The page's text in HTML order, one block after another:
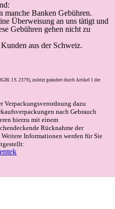
manche Banken Gebühren.
Überweisung an uns tätigt und
Gebühren gehen nicht zu
aus der Schweiz.
I S. 2379), zuletzt geändert durch Artikel 1 der
Verpackungsverordnung dazu
nach Gebrauch
hierzu mit einem
Rücknahme der
Weitere Informationen werden für Sie